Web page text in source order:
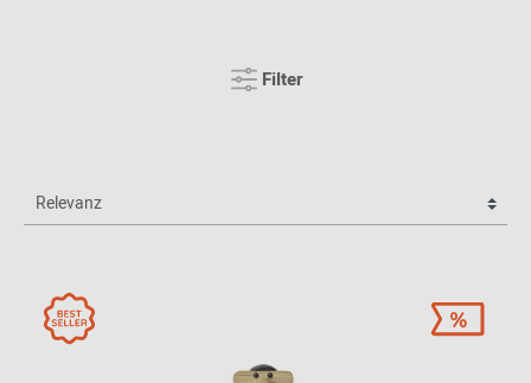
Filter